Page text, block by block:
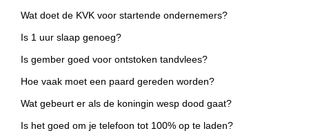
Wat doet de KVK voor startende ondernemers?
Is 1 uur slaap genoeg?
Is gember goed voor ontstoken tandvlees?
Hoe vaak moet een paard gereden worden?
Wat gebeurt er als de koningin wesp dood gaat?
Is het goed om je telefoon tot 100% op te laden?